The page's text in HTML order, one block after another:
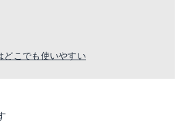
どこでも使いやすい